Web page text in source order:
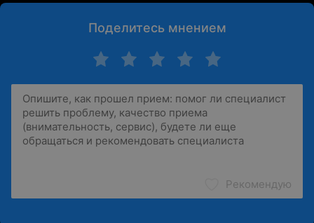
Поделитесь мнением
Рекомендую